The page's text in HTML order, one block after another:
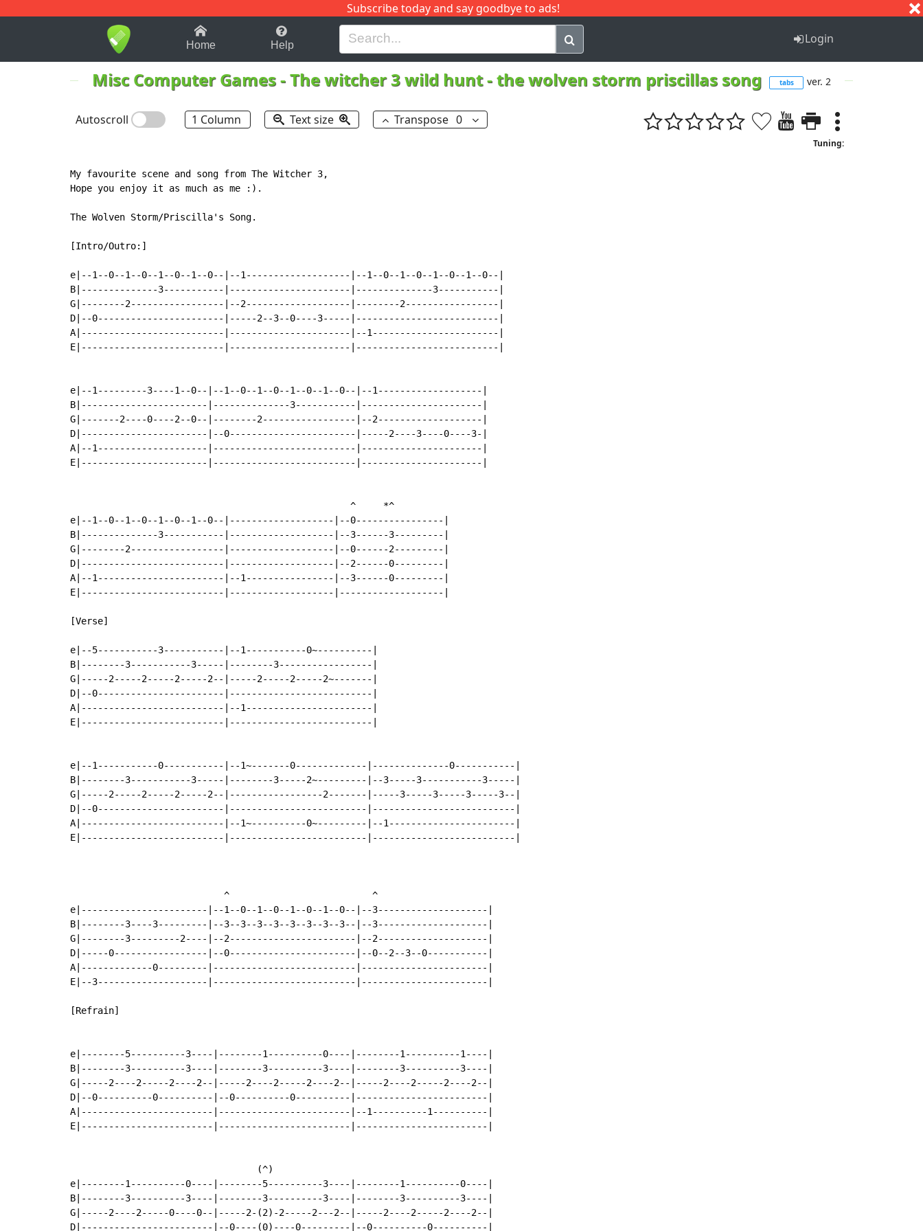
Subscribe today and say goodbye to ads!
1-9 B H I J Q
Home Help Login
Misc Computer Games-The witcher 3 wild hunt - the wolven storm priscillas song tabs ver. 2
Autoscroll 1 Column Text size Transpose 0
Tuning:
My favourite scene and song from The Witcher 3,
Hope you enjoy it as much as me :).
The Wolven Storm/Priscilla's Song.
[Intro/Outro:]
e|--1--0--1--0--1--0--1--0--|--1-------------------|--1--0--1--0--1--0--1--0--|
B|--------------3-----------|----------------------|--------------3-----------|
G|--------2-----------------|--2-------------------|--------2-----------------|
D|--0-----------------------|-----2--3--0----3-----|--------------------------|
A|--------------------------|----------------------|--1-----------------------|
E|--------------------------|----------------------|--------------------------|
e|--1---------3----1--0--|--1--0--1--0--1--0--1--0--|--1-------------------|
B|-----------------------|--------------3-----------|----------------------|
G|-------2----0----2--0--|--------2-----------------|--2-------------------|
D|-----------------------|--0-----------------------|-----2----3----0----3-|
A|--1--------------------|--------------------------|----------------------|
E|-----------------------|--------------------------|----------------------|
                                                   ^     *^
e|--1--0--1--0--1--0--1--0--|-------------------|--0----------------|
B|--------------3-----------|-------------------|--3------3---------|
G|--------2-----------------|-------------------|--0------2---------|
D|--------------------------|-------------------|--2------0---------|
A|--1-----------------------|--1----------------|--3------0---------|
E|--------------------------|-------------------|-------------------|
[Verse]
e|--5-----------3-----------|--1-----------0~----------|
B|--------3-----------3-----|--------3-----------------|
G|-----2-----2-----2-----2--|-----2-----2-----2~-------|
D|--0-----------------------|--------------------------|
A|--------------------------|--1-----------------------|
E|--------------------------|--------------------------|
e|--1-----------0-----------|--1~-------0-------------|--------------0-----------|
B|--------3-----------3-----|--------3-----2~---------|--3-----3-----------3-----|
G|-----2-----2-----2-----2--|-----------------2-------|-----3-----3-----3-----3--|
D|--0-----------------------|-------------------------|--------------------------|
A|--------------------------|--1~----------0~---------|--1-----------------------|
E|--------------------------|-------------------------|--------------------------|
                            ^                          ^
e|-----------------------|--1--0--1--0--1--0--1--0--|--3--------------------|
B|--------3----3---------|--3--3--3--3--3--3--3--3--|--3--------------------|
G|--------3---------2----|--2-----------------------|--2--------------------|
D|-----0-----------------|--0-----------------------|--0--2--3--0-----------|
A|-------------0---------|--------------------------|-----------------------|
E|--3--------------------|--------------------------|-----------------------|
[Refrain]
e|--------5----------3----|--------1----------0----|--------1----------1----|
B|--------3----------3----|--------3----------3----|--------3----------3----|
G|-----2----2-----2----2--|-----2----2-----2----2--|-----2----2-----2----2--|
D|--0----------0----------|--0----------0----------|------------------------|
A|------------------------|------------------------|--1----------1----------|
E|------------------------|------------------------|------------------------|
                                  (^)
e|--------1----------0----|--------5----------3----|--------1----------0----|
B|--------3----------3----|--------3----------3----|--------3----------3----|
G|-----2----2-----0----0--|-----2-(2)-2-----2---2--|-----2----2-----2----2--|
D|------------------------|--0----(0)----0---------|--0----------0----------|